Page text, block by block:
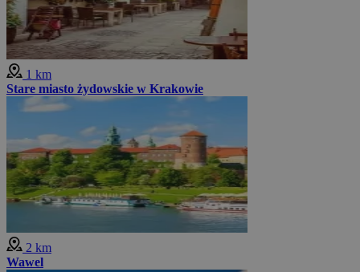
1 km
Stare miasto żydowskie w Krakowie
2 km
Wawel